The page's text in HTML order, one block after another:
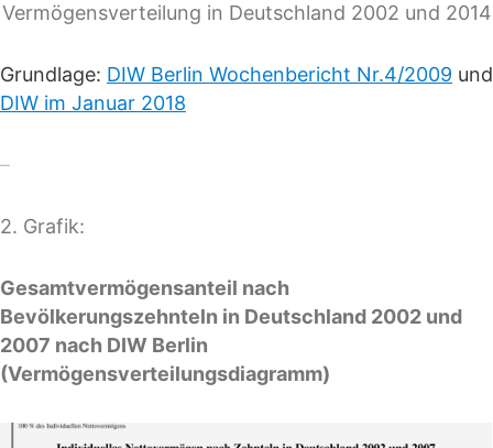
Vermögensverteilung in Deutschland 2002 und 2014
Grundlage: DIW Berlin Wochenbericht Nr.4/2009 und
DIW im Januar 2018
–
2. Grafik:
Gesamtvermögensanteil nach
Bevölkerungszehnteln in Deutschland 2002 und
2007 nach DIW Berlin
(Vermögensverteilungsdiagramm)